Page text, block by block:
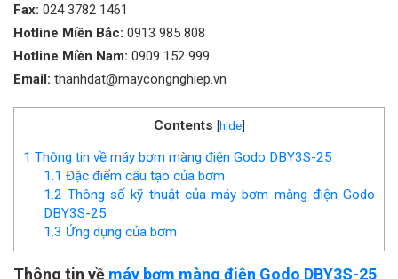
Fax: 024 3782 1461
Hotline Miền Bắc: 0913 985 808
Hotline Miền Nam: 0909 152 999
Email: thanhdat@maycongnghiep.vn
Contents [hide]
1 Thông tin về máy bơm màng điện Godo DBY3S-25
1.1 Đặc điểm cấu tạo của bơm
1.2 Thông số kỹ thuật của máy bơm màng điện Godo
DBY3S-25
1.3 Ứng dụng của bơm
Thông tin về máy bơm màng điện Godo DBY3S-25